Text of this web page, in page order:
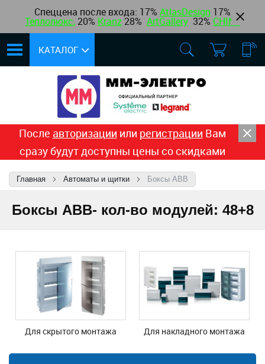
Спеццена после входа: 17% AtlasDesign 17%
Теплолюкс, 20% Kranz 28% ArtGallery 32% CHINT
КАТАЛОГ
После авторизации или регистрации Вам
сразу будут доступны цены со скидками
Главная Автоматы и щитки Боксы ABB
Боксы ABB- кол-во модулей: 48+8
Для скрытого монтажа Для накладного монтажа